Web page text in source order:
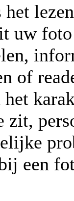
uw
of
het
zit,
een